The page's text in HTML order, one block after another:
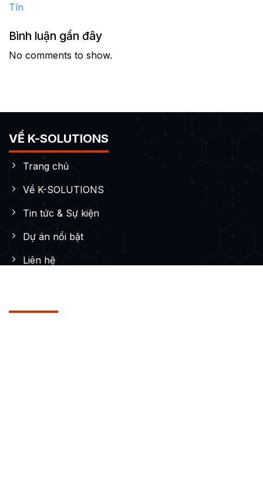
Tín
Bình luận gần đây
No comments to show.
VỀ K-SOLUTIONS
Trang chủ
Về K-SOLUTIONS
Tin tức & Sự kiện
Dự án nổi bật
Liên hệ